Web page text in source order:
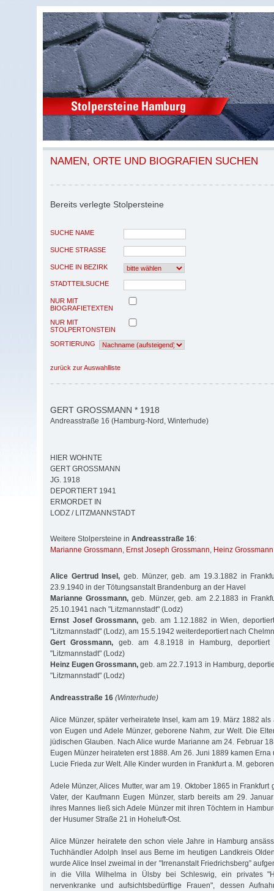
NAMEN, ORTE UND BIOGRAFIEN SUCHEN
Bereits verlegte Stolpersteine
SUCHE NAME
SUCHE STRASSE
SUCHE IN BEZIRK
STADTTEILSUCHE
NUR MIT
BIOGRAFIETEXTEN
NUR MIT
STOLPERTONSTEIN
SORTIERUNG
zurück zur Auswahlliste
GERT GROSSMANN * 1918
Andreasstraße 16 (Hamburg-Nord, Winterhude)
HIER WOHNTE
GERT GROSSMANN
JG. 1918
DEPORTIERT 1941
ERMORDET IN
LODZ / LITZMANNSTADT
Weitere Stolpersteine in Andreasstraße 16:
Marianne Grossmann, Ernst Joseph Grossmann, Heinz Grossmann
Alice Gertrud Insel, geb. Münzer, geb. am 19.3.1882 in
23.9.1940 in der Tötungsanstalt Brandenburg an der Havel
Marianne Grossmann,geb. Münzer, geb. am 2.2.1883 in
25.10.1941 nach "Litzmannstadt" (Lodz)
Ernst Josef Grossmann, geb. am 1.12.1882 in Wien,
"Litzmannstadt" (Lodz), am 15.5.1942 weiterdeportiert nach
Gert Grossmann, geb. am 4.8.1918 in Hamburg, deportiert
"Litzmannstadt" (Lodz)
Heinz Eugen Grossmann, geb. am 22.7.1913 in Hamburg,
"Litzmannstadt" (Lodz)
Andreasstraße 16 (Winterhude)
Alice Münzer, später verheiratete Insel, kam am 19. März 1882
von Eugen und Adele Münzer, geborene Nahm, zur Welt. Die
jüdischen Glauben. Nach Alice wurde Marianne am 24. Februar
Eugen Münzer heirateten erst 1888. Am 26. Juni 1889 kamen
Lucie Frieda zur Welt. Alle Kinder wurden in Frankfurt a. M.
Adele Münzer, Alices Mutter, war am 19. Oktober 1865 in Frankfurt
Vater, der Kaufmann Eugen Münzer, starb bereits am 29.
ihres Mannes ließ sich Adele Münzer mit ihren Töchtern in
der Husumer Straße 21 in Hoheluft-Ost.
Alice Münzer heiratete den schon viele Jahre in Hamburg
Tuchhändler Adolph Insel aus Berne im heutigen Landkreis
wurde Alice Insel zweimal in der "Irrenanstalt Friedrichsberg”
in die Villa Wilhelma in Ülsby bei Schleswig, ein privates
nervenkranke und aufsichtsbedürftige Frauen", dessen